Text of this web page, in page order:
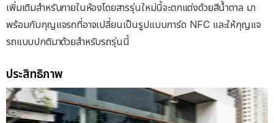
เพิ่มเติมสำหรับภายในห้องโดยสารรุ่นใหม่นี้จะตกแต่งด้วยสีน้ำตาล มา
พร้อมกับกุญแจรถที่อาจเปลี่ยนเป็นรูปแบบการ์ด NFC และให้กุญแจ
รถแบบปกติมาด้วยสำหรับรถรุ่นนี้
ประสิทธิภาพ